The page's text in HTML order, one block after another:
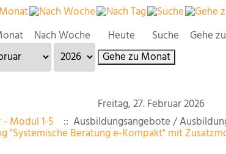
Nach Woche Heute Suche
Gehe
Gehe zu Monat
Freitag, 27. Februar 2026
- Modul 1-5 :: Ausbildungsangebote /
"Systemische Beratung e-Kompakt" mit